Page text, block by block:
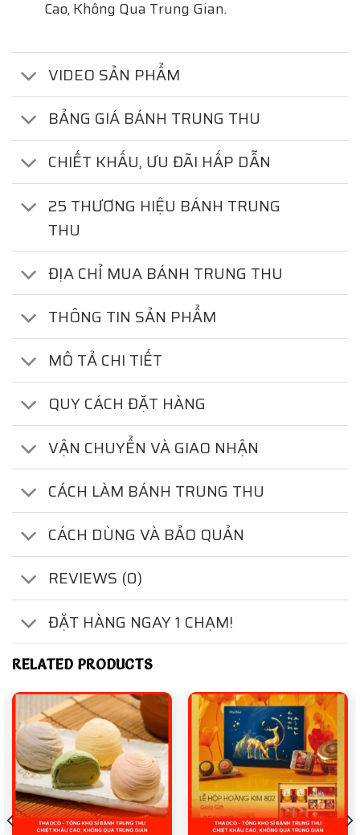
Cao, Không Qua Trung Gian.
VIDEO SẢN PHẨM
BẢNG GIÁ BÁNH TRUNG THU
CHIẾT KHẤU, ƯU ĐÃI HẤP DẪN
25 THƯƠNG HIỆU BÁNH TRUNG
THU
ĐỊA CHỈ MUA BÁNH TRUNG THU
THÔNG TIN SẢN PHẨM
MÔ TẢ CHI TIẾT
QUY CÁCH ĐẶT HÀNG
VẬN CHUYỂN VÀ GIAO NHẬN
CÁCH LÀM BÁNH TRUNG THU
CÁCH DÙNG VÀ BẢO QUẢN
REVIEWS (0)
ĐẶT HÀNG NGAY 1 CHẠM!
RELATED PRODUCTS